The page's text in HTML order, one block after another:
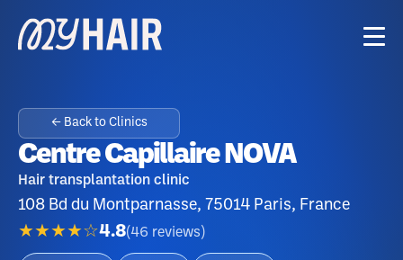
← Back to Clinics
Centre Capillaire NOVA
Hair transplantation clinic
108 Bd du Montparnasse, 75014 Paris, France
★★★★☆4.8(46 reviews )